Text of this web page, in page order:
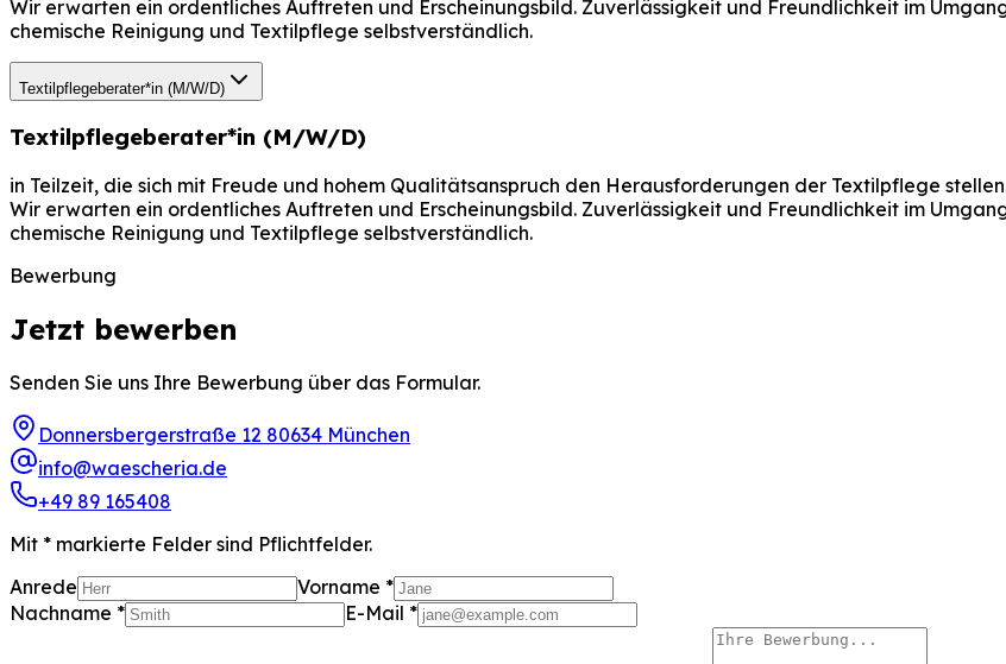
Wir erwarten ein ordentliches Auftreten und Erscheinungsbild. Zuverlässigkeit und Freundlichkeit im
chemische Reinigung und Textilpflege selbstverständlich.
Textilpflegeberater*in (M/W/D)
Textilpflegeberater*in (M/W/D)
in Teilzeit, die sich mit Freude und hohem Qualitätsanspruch den Herausforderungen der Textilpflege
Wir erwarten ein ordentliches Auftreten und Erscheinungsbild. Zuverlässigkeit und Freundlichkeit im
chemische Reinigung und Textilpflege selbstverständlich.
Bewerbung
Jetzt bewerben
Senden Sie uns Ihre Bewerbung über das Formular.
Donnersbergerstraße 12 80634 München
info@waescheria.de
+49 89 165408
Mit * markierte Felder sind Pflichtfelder.
Anrede
Vorname *
Nachname *
E-Mail *